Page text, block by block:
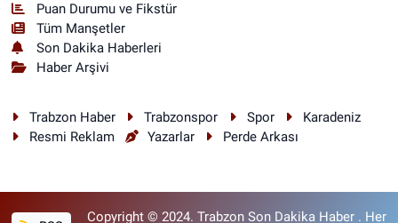
Puan Durumu ve Fikstür
Tüm Manşetler
Son Dakika Haberleri
Haber Arşivi
Trabzon Haber Trabzonspor Spor
Karadeniz
Resmi Reklam
Yazarlar Perde Arkası
Copyright © 2024. Trabzon Son Dakika Haber . Her